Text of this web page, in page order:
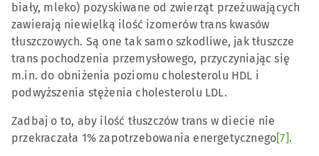
biały, mleko) pozyskiwane od zwierząt przeżuwających
zawierają niewielką ilość izomerów trans kwasów
tłuszczowych. Są one tak samo szkodliwe, jak tłuszcze
trans pochodzenia przemysłowego, przyczyniając się
m.in. do obniżenia poziomu cholesterolu HDL i
podwyższenia stężenia cholesterolu LDL.
Zadbaj o to, aby ilość tłuszczów trans w diecie nie
przekraczała 1% zapotrzebowania energetycznego[7].